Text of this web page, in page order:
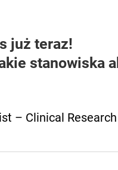
już teraz!
stanowiska
– Clinical